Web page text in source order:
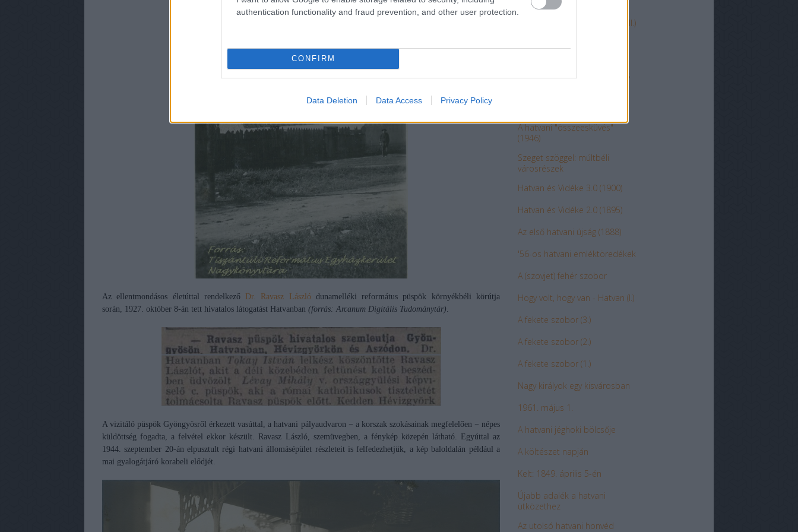
authentication functionality and fraud prevention, and other user protection.
CONFIRM
Data Deletion Data Access Privacy Policy
Az ellentmondásos életúttal rendelkező Dr. Ravasz Lászlódunamelléki református püspök környékbéli körútja
során, 1927. október 8-án tett hivatalos látogatást Hatvanban (forrás: Arcanum Digitális Tudománytár).
A vizitáló püspök Gyöngyösről érkezett vasúttal, a hatvani pályaudvaron − a korszak szokásainak megfelelően − népes
küldöttség fogadta, a felvétel ekkor készült. Ravasz László, szemüvegben, a fénykép közepén látható. Egyúttal az
1944. szeptember 20-án elpusztult régi hatvani állomásépület részleteit is felfedezhetjük, a kép baloldalán például a
mai gyalogátjáró korabeli elődjét.
Hogy volt, hogy van - Hatvan (II.)
A centenárium: 1948. március
A hatvani "összeesküvés"
(1946)
Szeget szöggel: múltbéli
városrészek
Hatvan és Vidéke 3.0 (1900)
Hatvan és Vidéke 2.0 (1895)
Az első hatvani újság (1888)
'56-os hatvani emléktöredékek
A (szovjet) fehér szobor
Hogy volt, hogy van - Hatvan (I.)
A fekete szobor (3.)
A fekete szobor (2.)
A fekete szobor (1.)
Nagy királyok egy kisvárosban
1961. május 1.
A hatvani jéghoki bölcsője
A költészet napján
Kelt: 1849. április 5-én
Újabb adalék a hatvani
ütközethez
Az utolsó hatvani honvéd